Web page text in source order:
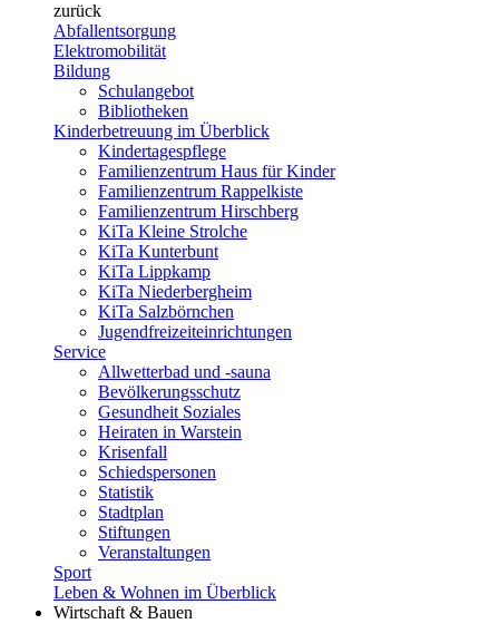
zurück
Abfallentsorgung
Elektromobilität
Bildung
Schulangebot
Bibliotheken
Kinderbetreuung im Überblick
Kindertagespflege
Familienzentrum Haus für Kinder
Familienzentrum Rappelkiste
Familienzentrum Hirschberg
KiTa Kleine Strolche
KiTa Kunterbunt
KiTa Lippkamp
KiTa Niederbergheim
KiTa Salzbörnchen
Jugendfreizeiteinrichtungen
Service
Allwetterbad und -sauna
Bevölkerungsschutz
Gesundheit Soziales
Heiraten in Warstein
Krisenfall
Schiedspersonen
Statistik
Stadtplan
Stiftungen
Veranstaltungen
Sport
Leben & Wohnen im Überblick
Wirtschaft & Bauen